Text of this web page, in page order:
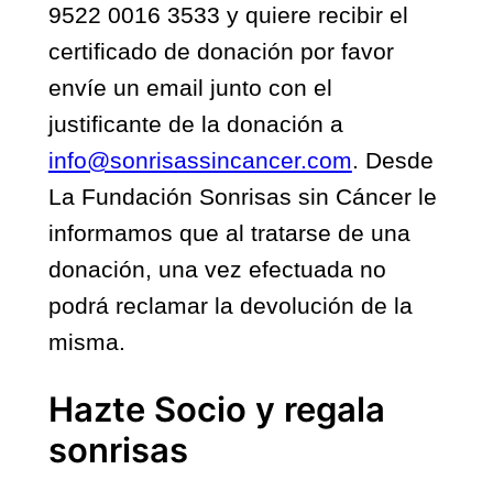
9522 0016 3533 y quiere recibir el
certificado de donación por favor
envíe un email junto con el
justificante de la donación a
info@sonrisassincancer.com. Desde
La Fundación Sonrisas sin Cáncer le
informamos que al tratarse de una
donación, una vez efectuada no
podrá reclamar la devolución de la
misma.
Hazte Socio y regala
sonrisas